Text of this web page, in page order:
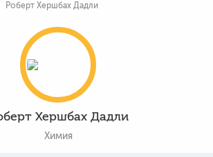
Роберт Хершбах Дадли
Хершбах Дадли
Химия